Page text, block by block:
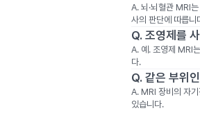
A. 뇌·뇌혈관 MRI
사의 판단에 따릅니
Q. 조영제를
A. 예. 조영제 MRI
다.
Q. 같은 부위
A. MRI 장비의 자
있습니다.